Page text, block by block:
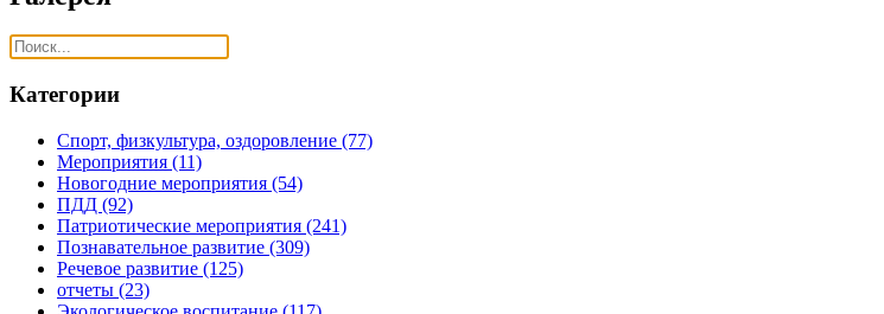
Категории
Спорт, физкультура, оздоровление (77)
Мероприятия (11)
Новогодние мероприятия (54)
ПДД (92)
Патриотические мероприятия (241)
Познавательное развитие (309)
Речевое развитие (125)
отчеты (23)